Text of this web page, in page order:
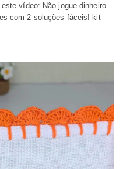
vídeo: Não jogue dinheiro
com 2 soluções fáceis! kit